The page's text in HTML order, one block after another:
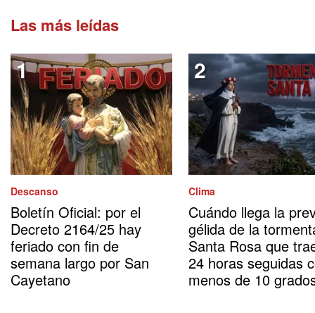
Las más leídas
Descanso
Boletín Oficial: por el
Decreto 2164/25 hay
feriado con fin de
semana largo por San
Cayetano
Clima
Cuándo llega la
gélida de la
Santa Rosa que
24 horas seguidas
menos de 10